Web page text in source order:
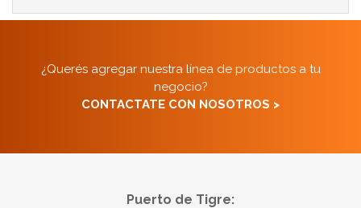
¿Querés agregar nuestra línea de productos a tu
negocio?
CONTACTATE CON NOSOTROS >
Puerto de Tigre: